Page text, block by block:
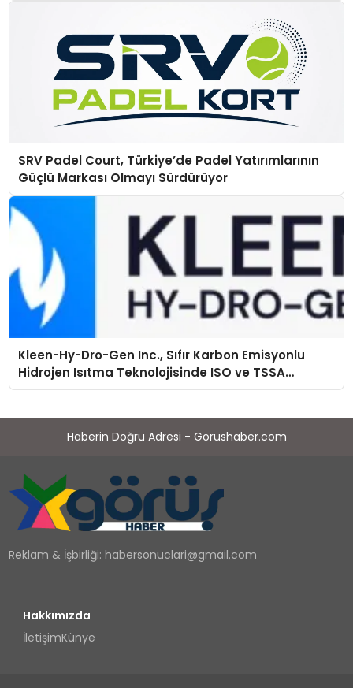
SRV Padel Court, Türkiye’de Padel Yatırımlarının
Güçlü Markası Olmayı Sürdürüyor
Kleen-Hy-Dro-Gen Inc., Sıfır Karbon Emisyonlu
Hidrojen Isıtma Teknolojisinde ISO ve TSSA
Düzenleyici Onaylarını Aldı
Haberin Doğru Adresi - Gorushaber.com
Reklam & İşbirliği:habersonuclari@gmail.com
Hakkımızda
İletişimKünye